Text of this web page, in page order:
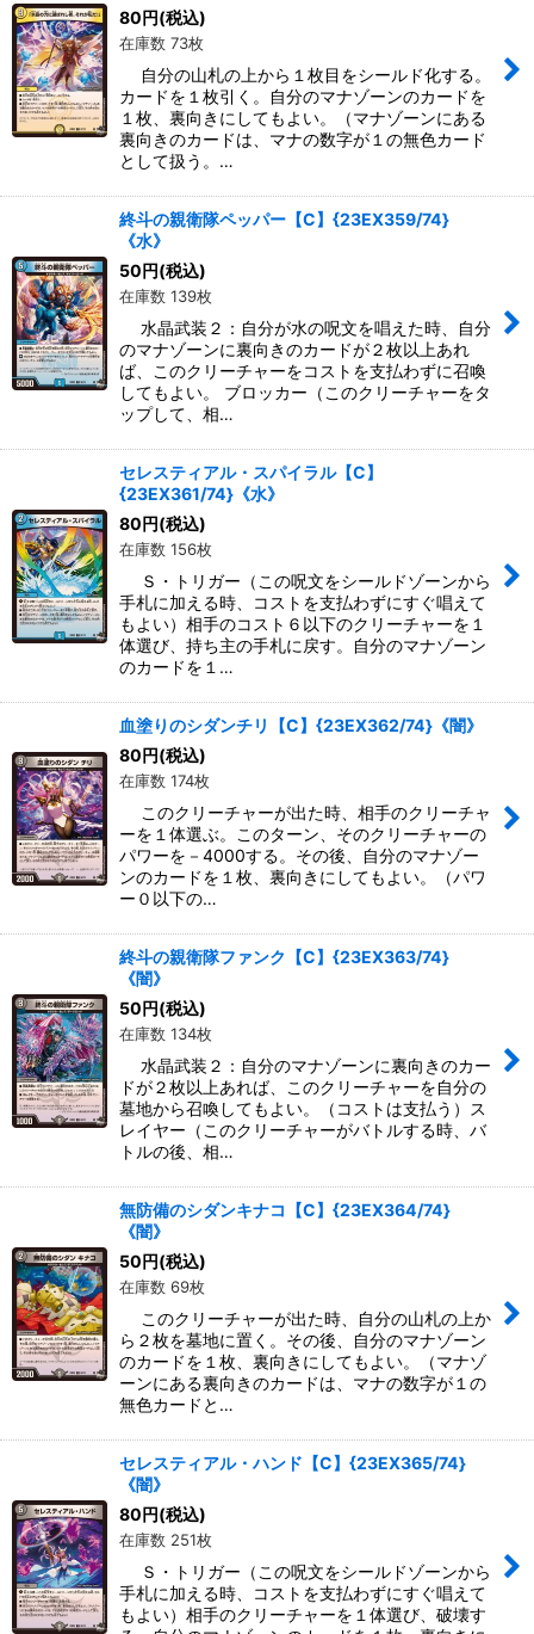
80 円(税込)
在庫数 73枚
自分の山札の上から１枚目をシールド化する。
カードを１枚引く。自分のマナゾーンのカードを
１枚、裏向きにしてもよい。（マナゾーンにある
裏向きのカードは、マナの数字が１の無色カード
として扱う。…
終斗の親衛隊ペッパー【C】{23EX359/74}
《水》
50 円(税込)
在庫数 139枚
水晶武装２：自分が水の呪文を唱えた時、自分
のマナゾーンに裏向きのカードが２枚以上あれ
ば、このクリーチャーをコストを支払わずに召喚
してもよい。 ブロッカー（このクリーチャーをタ
ップして、相…
セレスティアル・スパイラル【C】
{23EX361/74}《水》
80 円(税込)
在庫数 156枚
Ｓ・トリガー（この呪文をシールドゾーンから
手札に加える時、コストを支払わずにすぐ唱えて
もよい）相手のコスト６以下のクリーチャーを１
体選び、持ち主の手札に戻す。自分のマナゾーン
のカードを１…
血塗りのシダンチリ【C】{23EX362/74}《闇》
80 円(税込)
在庫数 174枚
このクリーチャーが出た時、相手のクリーチャ
ーを１体選ぶ。このターン、そのクリーチャーの
パワーを－4000する。その後、自分のマナゾー
ンのカードを１枚、裏向きにしてもよい。（パワ
ー０以下の…
終斗の親衛隊ファンク【C】{23EX363/74}
《闇》
50 円(税込)
在庫数 134枚
水晶武装２：自分のマナゾーンに裏向きのカー
ドが２枚以上あれば、このクリーチャーを自分の
墓地から召喚してもよい。（コストは支払う）ス
レイヤー（このクリーチャーがバトルする時、バ
トルの後、相…
無防備のシダンキナコ【C】{23EX364/74}
《闇》
50 円(税込)
在庫数 69枚
このクリーチャーが出た時、自分の山札の上か
ら２枚を墓地に置く。その後、自分のマナゾーン
のカードを１枚、裏向きにしてもよい。（マナゾ
ーンにある裏向きのカードは、マナの数字が１の
無色カードと…
セレスティアル・ハンド【C】{23EX365/74}
《闇》
80 円(税込)
在庫数 251枚
Ｓ・トリガー（この呪文をシールドゾーンから
手札に加える時、コストを支払わずにすぐ唱えて
もよい）相手のクリーチャーを１体選び、破壊す